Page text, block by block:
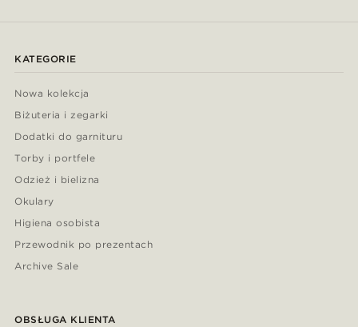
KATEGORIE
Nowa kolekcja
Biżuteria i zegarki
Dodatki do garnituru
Torby i portfele
Odzież i bielizna
Okulary
Higiena osobista
Przewodnik po prezentach
Archive Sale
OBSŁUGA KLIENTA